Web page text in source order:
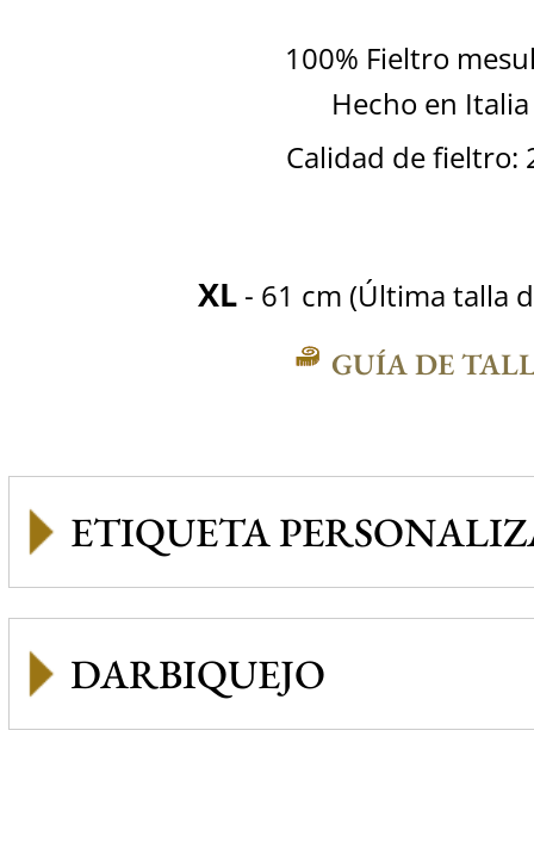
100% Fieltro
Hecho en Italia
Calidad de fieltro:
XL - 61 cm (Última talla
GUÍA DE
ETIQUETA
DARBIQUEJO